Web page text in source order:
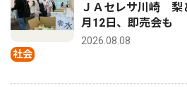
社会
ＪＡセレサ川崎 梨
月12日、即売会も
2026.08.08